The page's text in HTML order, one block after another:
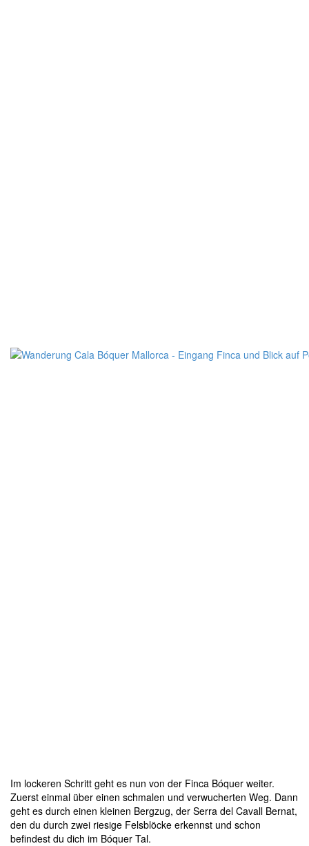
Im lockeren Schritt geht es nun von der Finca Bóquer weiter.
Zuerst einmal über einen schmalen und verwucherten Weg. Dann
geht es durch einen kleinen Bergzug, der Serra del Cavall Bernat,
den du durch zwei riesige Felsblöcke erkennst und schon
befindest du dich im Bóquer Tal.